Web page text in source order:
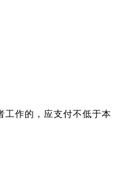
工作的，应支付不低于本